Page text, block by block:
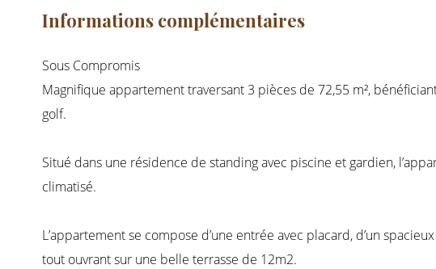
Informations complémentaires
Sous Compromis
Magnifique appartement traversant 3 pièces de 72,55 m²,
golf.
Situé dans une résidence de standing avec piscine et gardien,
climatisé.
L’appartement se compose d’une entrée avec placard, d’un
tout ouvrant sur une belle terrasse de 12m2.